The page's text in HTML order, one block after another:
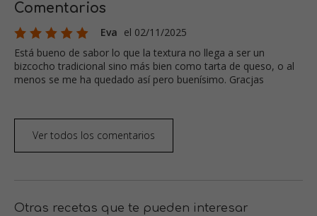
Comentarios
Eva el 02/11/2025
Está bueno de sabor lo que la textura no llega a ser un
bizcocho tradicional sino más bien como tarta de queso, o al
menos se me ha quedado así pero buenísimo. Gracjas
Ver todos los comentarios
Otras recetas que te pueden interesar